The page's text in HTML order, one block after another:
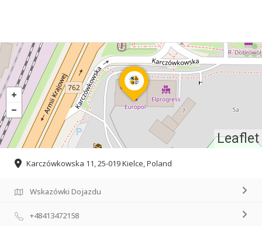
Leaflet
Karczówkowska 11, 25-019 Kielce, Poland
Wskazówki Dojazdu
+48413472158